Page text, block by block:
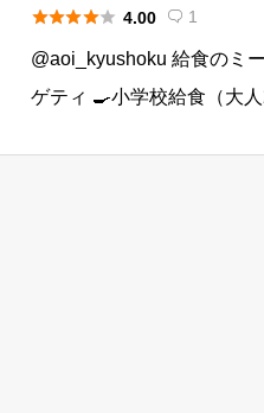
 4.00  1
@aoi_kyushoku 給食のミ
ゲティ 🍳小学校給食（大